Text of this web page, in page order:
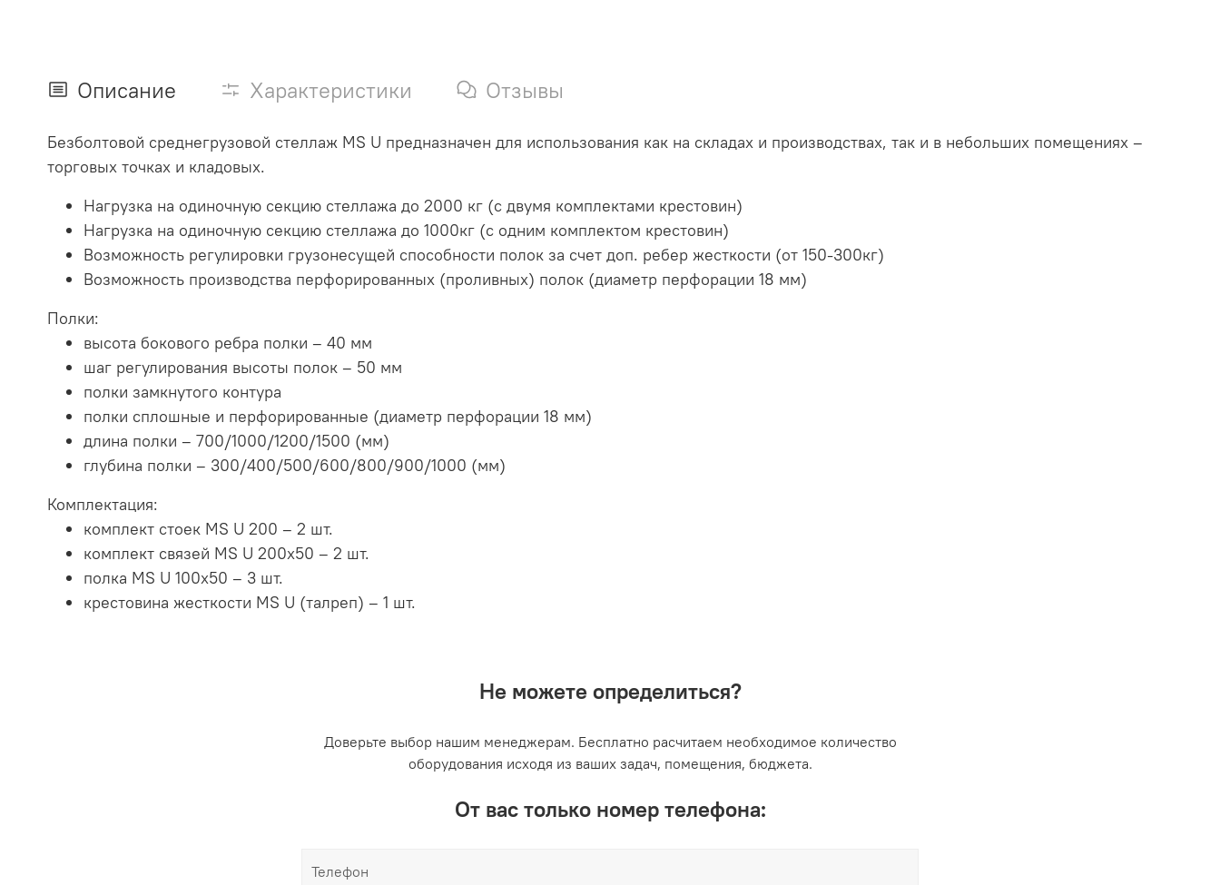
Описание Характеристики Отзывы
Безболтовой среднегрузовой стеллаж MS U предназначен для использования как на складах и производствах, так и в небольших помещениях –
торговых точках и кладовых.
Нагрузка на одиночную секцию стеллажа до 2000 кг (с двумя комплектами крестовин)
Нагрузка на одиночную секцию стеллажа до 1000кг (с одним комплектом крестовин)
Возможность регулировки грузонесущей способности полок за счет доп. ребер жесткости (от 150-300кг)
Возможность производства перфорированных (проливных) полок (диаметр перфорации 18 мм)
Полки:
высота бокового ребра полки – 40 мм
шаг регулирования высоты полок – 50 мм
полки замкнутого контура
полки сплошные и перфорированные (диаметр перфорации 18 мм)
длина полки – 700/1000/1200/1500 (мм)
глубина полки – 300/400/500/600/800/900/1000 (мм)
Комплектация:
комплект стоек MS U 200 – 2 шт.
комплект связей MS U 200x50 – 2 шт.
полка MS U 100х50 – 3 шт.
крестовина жесткости MS U (талреп) – 1 шт.
Не можете определиться?
Доверьте выбор нашим менеджерам. Бесплатно расчитаем необходимое количество
оборудования исходя из ваших задач, помещения, бюджета.
От вас только номер телефона: